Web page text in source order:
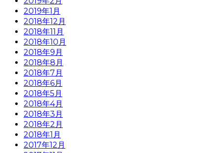
2019年1月
2018年12月
2018年11月
2018年10月
2018年9月
2018年8月
2018年7月
2018年6月
2018年5月
2018年4月
2018年3月
2018年2月
2018年1月
2017年12月